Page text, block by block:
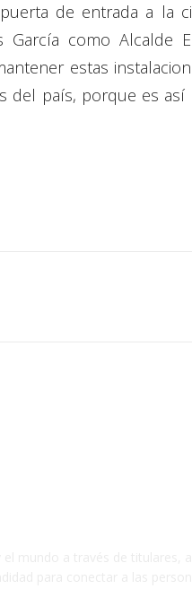
de entrada a la
García como Alcalde
estas
del país, porque es así